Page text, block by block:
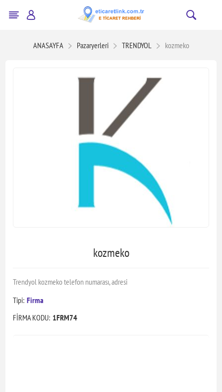
ANASAYFA Pazaryerleri TRENDYOL kozmeko
kozmeko
Trendyol kozmeko telefon numarası, adresi
Tipi: Firma
FİRMA KODU: 1FRM74